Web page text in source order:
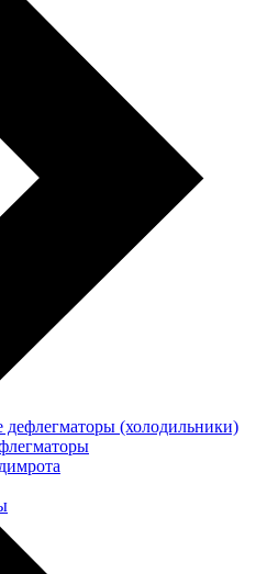
(холодильники)